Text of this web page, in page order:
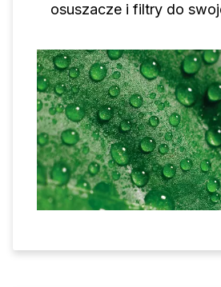
osuszacze i filtry do